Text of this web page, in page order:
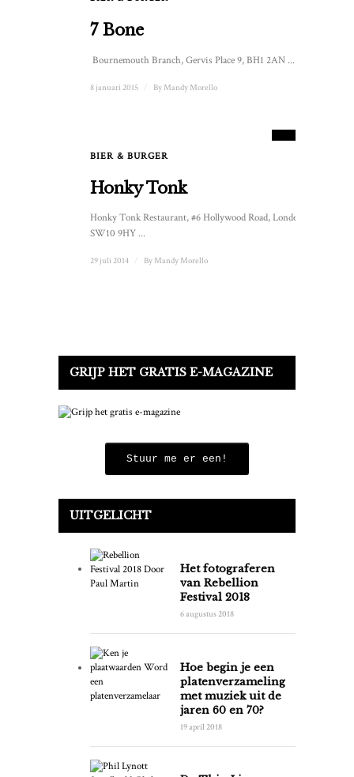
7 Bone
Bournemouth Branch, Gervis Place 9, BH1 2AN ...
8 januari 2015 By Mandy Morello
BIER & BURGER
Honky Tonk
Honky Tonk Restaurant, #6 Hollywood Road, Londen
SW10 9HY ...
29 juli 2014 By Mandy Morello
GRIJP HET GRATIS E-MAGAZINE
Stuur me er een!
UITGELICHT
Het fotograferen
van Rebellion
Festival 2018
6 augustus 2018
Hoe begin je een
platenverzameling
met muziek uit de
jaren 60 en 70?
19 april 2018